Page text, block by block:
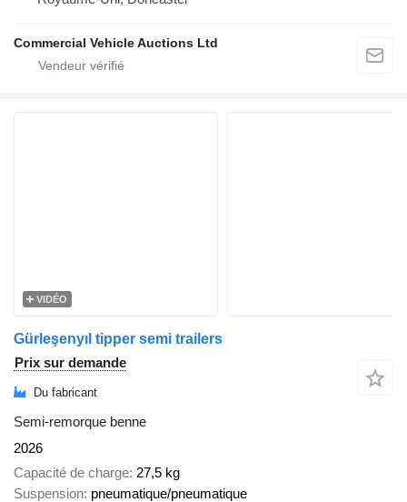
Commercial Vehicle Auctions Ltd
VIDÉO
Gürleşenyıl tipper semi trailers
Prix sur demande
Du fabricant
Semi-remorque benne
2026
Capacité de charge 27,5 kg
Suspension pneumatique/pneumatique